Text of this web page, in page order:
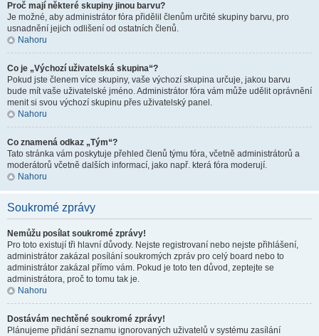
Proč mají některé skupiny jinou barvu?
Je možné, aby administrátor fóra přidělil členům určité skupiny barvu, pro
usnadnění jejich odlišení od ostatních členů.
Nahoru
Co je „Výchozí uživatelská skupina“?
Pokud jste členem více skupiny, vaše výchozí skupina určuje, jakou barvu
bude mít vaše uživatelské jméno. Administrátor fóra vám může udělit oprávnění
menit si svou výchozí skupinu přes uživatelský panel.
Nahoru
Co znamená odkaz „Tým“?
Tato stránka vám poskytuje přehled členů týmu fóra, včetně administrátorů a
moderátorů včetně dalších informací, jako např. která fóra moderují.
Nahoru
Soukromé zprávy
Nemůžu posílat soukromé zprávy!
Pro toto existují tři hlavní důvody. Nejste registrovaní nebo nejste přihlášení,
administrátor zakázal posílání soukromých zpráv pro celý board nebo to
administrátor zakázal přímo vám. Pokud je toto ten důvod, zeptejte se
administrátora, proč to tomu tak je.
Nahoru
Dostávám nechtěné soukromé zprávy!
Plánujeme přidání seznamu ignorovaných uživatelů v systému zasílání